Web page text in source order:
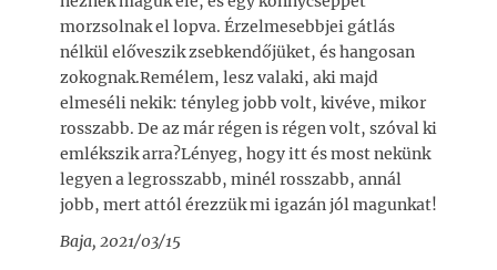
morzsolnak el lopva. Érzelmesebbjei gátlás
nélkül előveszik zsebkendőjüket, és hangosan
zokognak.Remélem, lesz valaki, aki majd
elmeséli nekik: tényleg jobb volt, kivéve, mikor
rosszabb. De az már régen is régen volt, szóval ki
emlékszik arra?Lényeg, hogy itt és most nekünk
legyen a legrosszabb, minél rosszabb, annál
jobb, mert attól érezzük mi igazán jól magunkat!
Baja, 2021/03/15